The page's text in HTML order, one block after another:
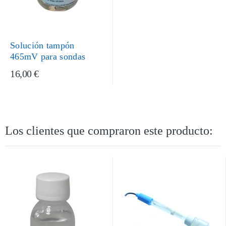
Solución tampón
465mV para sondas
16,00 €
Los clientes que compraron este producto: